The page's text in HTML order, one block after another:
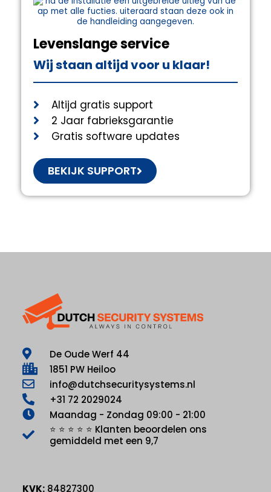
Levenslange service
Wij staan altijd voor u klaar!
Altijd gratis support
2 Jaar fabrieksgarantie
Gratis software updates
BEKIJK SUPPORT
De Oude Werf 44
1851 PW Heiloo
info@dutchsecuritysystems.nl
+31 72 2029024
Maandag - Zondag 09:00 - 21:00
⭐ ⭐ ⭐ ⭐ ⭐ Klanten beoordelen ons
gemiddeld met een 9,7
KVK: 84827300